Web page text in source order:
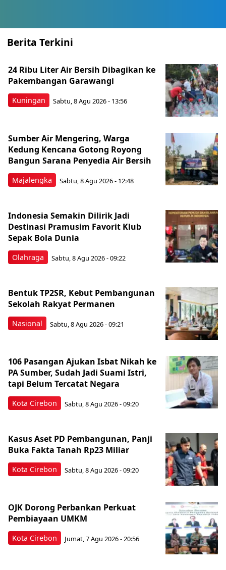
Berita Terkini
Kuningan
24 Ribu Liter Air Bersih Dibagikan ke
Pakembangan Garawangi
Sabtu, 8 Agu 2026 - 13:56
Majalengka
Sumber Air Mengering, Warga
Kedung Kencana Gotong Royong
Bangun Sarana Penyedia Air Bersih
Sabtu, 8 Agu 2026 - 12:48
Olahraga
Indonesia Semakin Dilirik Jadi
Destinasi Pramusim Favorit Klub
Sepak Bola Dunia
Sabtu, 8 Agu 2026 - 09:22
Nasional
Bentuk TP2SR, Kebut Pembangunan
Sekolah Rakyat Permanen
Sabtu, 8 Agu 2026 - 09:21
Kota Cirebon
106 Pasangan Ajukan Isbat Nikah ke
PA Sumber, Sudah Jadi Suami Istri,
tapi Belum Tercatat Negara
Sabtu, 8 Agu 2026 - 09:20
Kota Cirebon
Kasus Aset PD Pembangunan, Panji
Buka Fakta Tanah Rp23 Miliar
Sabtu, 8 Agu 2026 - 09:20
Kota Cirebon
OJK Dorong Perbankan Perkuat
Pembiayaan UMKM
Jumat, 7 Agu 2026 - 20:56